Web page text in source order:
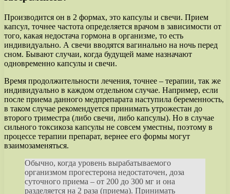
Производится он в 2 формах, это капсулы и свечи. Прием
капсул, точнее частота определяется врачом в зависимости от
того, какая недостача гормона в организме, то есть
индивидуально. А свечи вводятся вагинально на ночь перед
сном. Бывают случаи, когда будущей маме назначают
одновременно капсулы и свечи.
Время продолжительности лечения, точнее – терапии, так же
индивидуально в каждом отдельном случае. Например, если
после приема данного медпрепарата наступила беременность,
в таком случае рекомендуется принимать утрожестан до
второго триместра (либо свечи, либо капсулы). Но в случае
сильного токсикоза капсулы не совсем уместны, поэтому в
процессе терапии препарат, вернее его формы могут
взаимозаменяться.
Обычно, когда уровень вырабатываемого
организмом прогестерона недостаточен, доза
суточного приема – от 200 до 300 мг и она
разделяется на 2 раза (приема). Принимать